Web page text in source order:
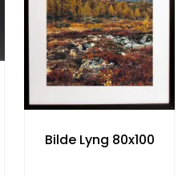
Bilde Lyng 80x100